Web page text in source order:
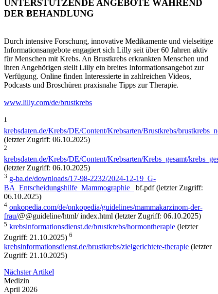
UNTERSTÜTZENDE ANGEBOTE WÄHREND
DER BEHANDLUNG
Durch intensive Forschung, innovative Medikamente und vielseitige
Informationsangebote engagiert sich Lilly seit über 60 Jahren aktiv
für Menschen mit Krebs. An Brustkrebs erkrankten Menschen und
ihren Angehörigen stellt Lilly ein breites Informationsangebot zur
Verfügung. Online finden Interessierte in zahlreichen Videos,
Podcasts und Broschüren praxisnahe Tipps zur Therapie.
www.lilly.com/de/brustkrebs
1
krebsdaten.de/Krebs/DE/Content/Krebsarten/Brustkrebs/
(letzter Zugriff: 06.10.2025)
2
krebsdaten.de/Krebs/DE/Content/Krebsarten/Krebs_gesamt/
(letzter Zugriff: 06.10.2025)
3 g-ba.de/downloads/17-98-2232/2024-12-19_G-
BA_Entscheidungshilfe_Mammographie_
bf.pdf (letzter Zugriff:
06.10.2025)
4 onkopedia.com/de/onkopedia/guidelines/mammakarzinom-der-
frau/@@guideline/html/ index.html (letzter Zugriff: 06.10.2025)
5 krebsinformationsdienst.de/brustkrebs/hormontherapie (letzter
Zugriff: 21.10.2025) 6
krebsinformationsdienst.de/brustkrebs/zielgerichtete-therapie (letzter
Zugriff: 21.10.2025)
Nächster Artikel
Medizin
April 2026